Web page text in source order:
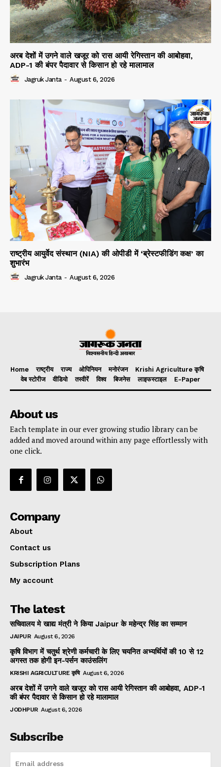
अरब देशों में उगने वाले खजूर को रास आयी रेगिस्तान की आबोहवा,
ADP-1 की बंपर पैदावार से किसान हो रहे मालामाल
Jagruk Janta - August 6, 2026
राष्ट्रीय आयुर्वेद संस्थान (NIA) की ओपीडी में ‘ब्रेस्टफीडिंग कक्ष’ का
शुभारंभ
Jagruk Janta - August 6, 2026
Home राष्ट्रीय राज्य ओपिनियन मनोरंजन
Krishi Agriculture कृषि
वेब स्टोरीज
वीडियो तस्वीरें विश्व बिजनेस लाइफस्टाइल E-Paper
About us
Each template in our ever growing studio library can be
added and moved around within any page effortlessly with
one click.
Company
About
Contact us
Subscription Plans
My account
The latest
सचिवालय मे खाद्य मंत्री ने किया Jaipur के महेन्द्र सिंह का सम्मान
JAIPUR August 6, 2026
कृषि विभाग में चतुर्थ श्रेणी कर्मचारी के लिए चयनित अभ्यर्थियों की 10 से 12
अगस्त तक होगी इन-पर्सन काउंसलिंग
KRISHI AGRICULTURE कृषि August 6, 2026
अरब देशों में उगने वाले खजूर को रास आयी रेगिस्तान की आबोहवा, ADP-1
की बंपर पैदावार से किसान हो रहे मालामाल
JODHPUR August 6, 2026
Subscribe